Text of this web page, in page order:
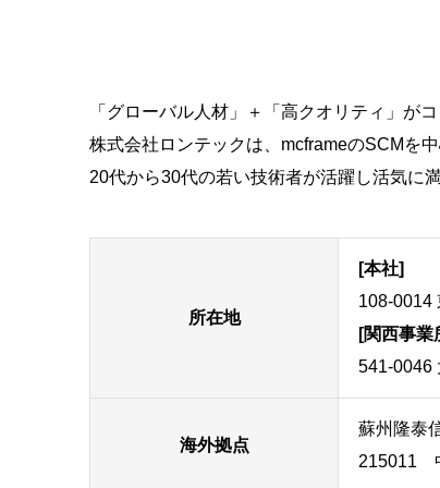
「グローバル人材」＋「高クオリティ」が
株式会社ロンテックは、mcframeのSCMを
20代から30代の若い技術者が活躍し活気に
所在地
[本社]
108-0014
[関西事業
541-0046
海外拠点
蘇州隆泰
215011